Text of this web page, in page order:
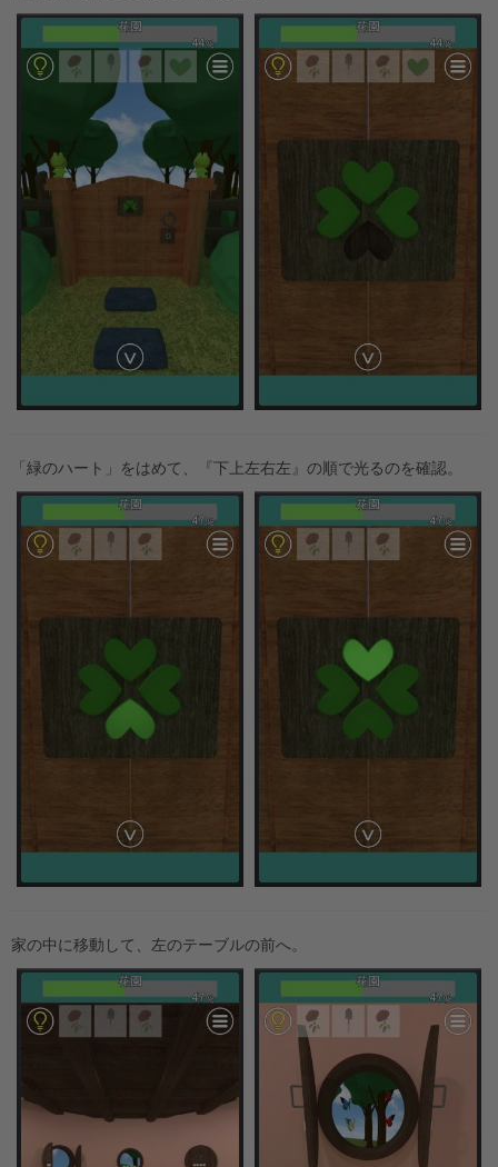
「緑のハート」をはめて、『下上左右左』の順で光るのを確認。
家の中に移動して、左のテーブルの前へ。